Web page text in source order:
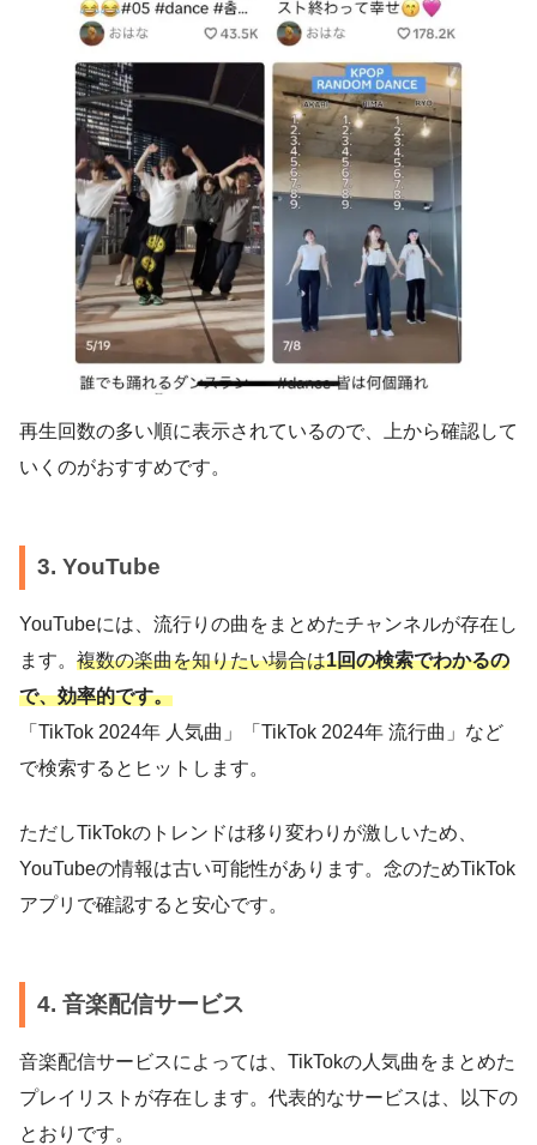
再生回数の多い順に表示されているので、上から確認して
いくのがおすすめです。
3. YouTube
YouTubeには、流行りの曲をまとめたチャンネルが存在し
ます。 複数の楽曲を知りたい場合は1回の検索でわかるの
で、効率的です。
「TikTok 2024年 人気曲」「TikTok 2024年 流行曲」など
で検索するとヒットします。
ただしTikTokのトレンドは移り変わりが激しいため、
YouTubeの情報は古い可能性があります。念のためTikTok
アプリで確認すると安心です。
4. 音楽配信サービス
音楽配信サービスによっては、TikTokの人気曲をまとめた
プレイリストが存在します。代表的なサービスは、以下の
とおりです。